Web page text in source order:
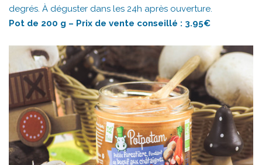
degrés. À déguster dans les 24h après ouverture.
Pot de 200 g – Prix de vente conseillé : 3.95€